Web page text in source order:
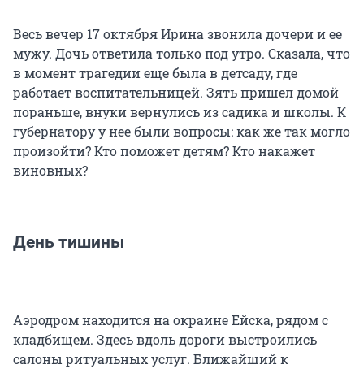
Весь вечер 17 октября Ирина звонила дочери и ее
мужу. Дочь ответила только под утро. Сказала, что
в момент трагедии еще была в детсаду, где
работает воспитательницей. Зять пришел домой
пораньше, внуки вернулись из садика и школы. К
губернатору у нее были вопросы: как же так могло
произойти? Кто поможет детям? Кто накажет
виновных?
День тишины
Аэродром находится на окраине Ейска, рядом с
кладбищем. Здесь вдоль дороги выстроились
салоны ритуальных услуг. Ближайший к